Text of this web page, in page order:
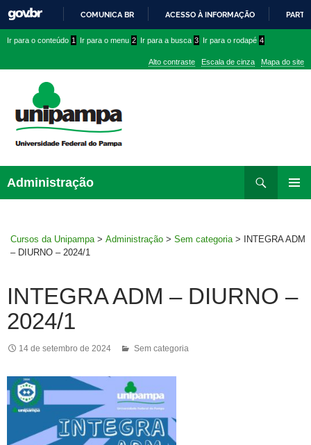
PARA
CONTEÚDO
COMUNICA BR ACESSO À INFORMAÇÃO
conteúdo
menu
superior
menu
Ir para o conteúdo 1 Ir para o menu 2 Ir para a busca 3 Ir para o rodapé 4
Alto contraste Escala de cinza Mapa do site
Administração
Cursos da Unipampa > Administração > Sem categoria > INTEGRA ADM
– DIURNO – 2024/1
INTEGRA ADM – DIURNO –
2024/1
14 de setembro de 2024 Sem categoria